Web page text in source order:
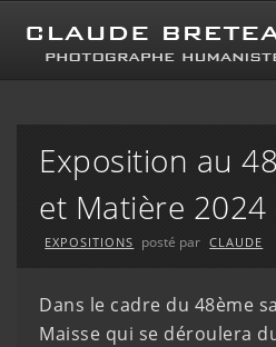
Exposition au
et Matière 2024
EXPOSITIONS posté par CLAUDE
Dans le cadre du 48ème
Maisse qui se déroulera